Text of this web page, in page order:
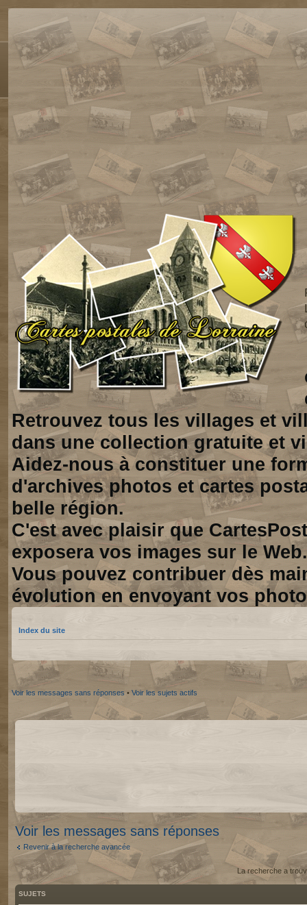
Retrouvez tous les villages et
dans une collection gratuite et
Aidez-nous à constituer une
d'archives photos et cartes
belle région.
C'est avec plaisir que
exposera vos images sur le Web.
Vous pouvez contribuer dès
évolution en envoyant vos
Index du site
Voir les messages sans réponses • Voir les sujets actifs
Voir les messages sans réponses
Revenir à la recherche avancée
La recherche a
SUJETS